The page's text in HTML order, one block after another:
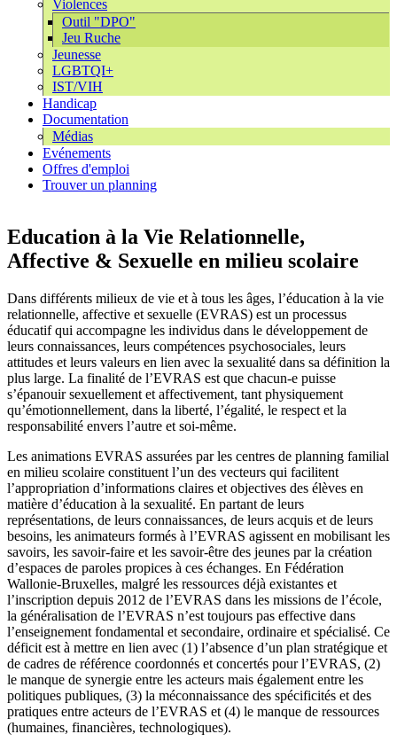
Violences
Outil "DPO"
Jeu Ruche
Jeunesse
LGBTQI+
IST/VIH
Handicap
Documentation
Médias
Evénements
Offres d'emploi
Trouver un planning
Education à la Vie Relationnelle,
Affective & Sexuelle en milieu scolaire
Dans différents milieux de vie et à tous les âges, l’éducation à la vie
relationnelle, affective et sexuelle (EVRAS) est un processus
éducatif qui accompagne les individus dans le développement de
leurs connaissances, leurs compétences psychosociales, leurs
attitudes et leurs valeurs en lien avec la sexualité dans sa définition la
plus large. La finalité de l’EVRAS est que chacun-e puisse
s’épanouir sexuellement et affectivement, tant physiquement
qu’émotionnellement, dans la liberté, l’égalité, le respect et la
responsabilité envers l’autre et soi-même.
Les animations EVRAS assurées par les centres de planning familial
en milieu scolaire constituent l’un des vecteurs qui facilitent
l’appropriation d’informations claires et objectives des élèves en
matière d’éducation à la sexualité. En partant de leurs
représentations, de leurs connaissances, de leurs acquis et de leurs
besoins, les animateurs formés à l’EVRAS agissent en mobilisant les
savoirs, les savoir-faire et les savoir-être des jeunes par la création
d’espaces de paroles propices à ces échanges. En Fédération
Wallonie-Bruxelles, malgré les ressources déjà existantes et
l’inscription depuis 2012 de l’EVRAS dans les missions de l’école,
la généralisation de l’EVRAS n’est toujours pas effective dans
l’enseignement fondamental et secondaire, ordinaire et spécialisé. Ce
déficit est à mettre en lien avec (1) l’absence d’un plan stratégique et
de cadres de référence coordonnés et concertés pour l’EVRAS, (2)
le manque de synergie entre les acteurs mais également entre les
politiques publiques, (3) la méconnaissance des spécificités et des
pratiques entre acteurs de l’EVRAS et (4) le manque de ressources
(humaines, financières, technologiques).